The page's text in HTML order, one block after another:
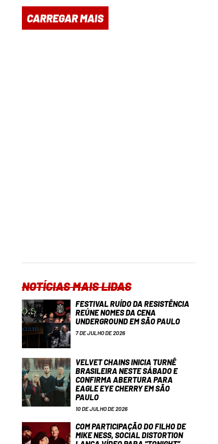
CARREGAR MAIS
NOTÍCIAS MAIS LIDAS
FESTIVAL RUÍDO DA RESISTÊNCIA
REÚNE NOMES DA CENA
UNDERGROUND EM SÃO PAULO
7 DE JULHO DE 2026
VELVET CHAINS INICIA TURNÊ
BRASILEIRA NESTE SÁBADO E
CONFIRMA ABERTURA PARA
EAGLE EYE CHERRY EM SÃO
PAULO
10 DE JULHO DE 2026
COM PARTICIPAÇÃO DO FILHO DE
MIKE NESS, SOCIAL DISTORTION